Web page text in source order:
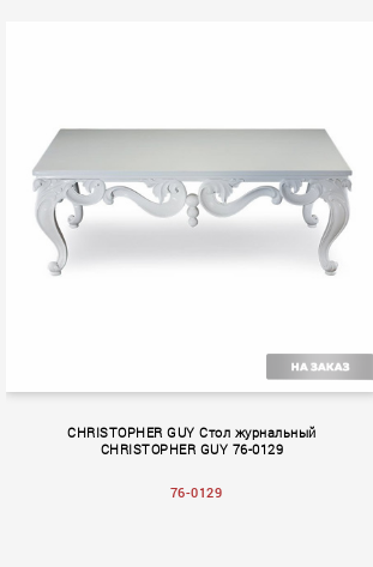
Volume II
CHRISTOPHER GUY Стол журнальный
CHRISTOPHER GUY 76-0129
76-0129